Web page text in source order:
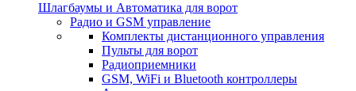
Шлагбаумы и Автоматика для ворот
Радио и GSM управление
Комплекты дистанционного управления
Пульты для ворот
Радиоприемники
GSM, WiFi и Bluetooth контроллеры